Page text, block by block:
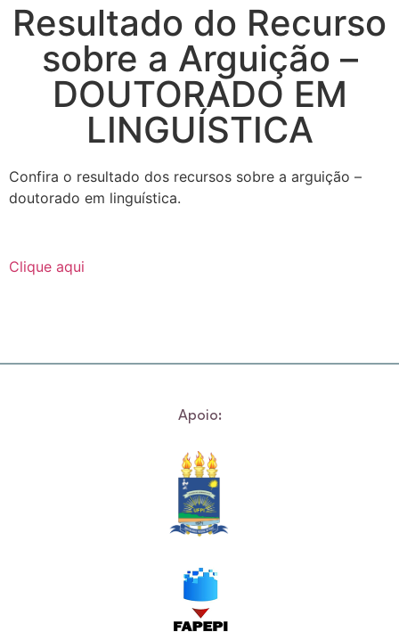
Resultado do Recurso
sobre a Arguição –
DOUTORADO EM
LINGUÍSTICA
Confira o resultado dos recursos sobre a arguição –
doutorado em linguística.
Clique aqui
Apoio: